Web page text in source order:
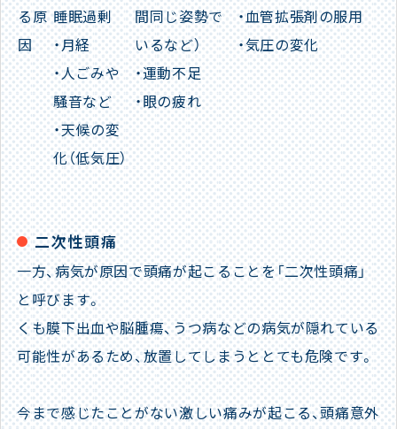
る原
因
睡眠過剰
・月経
・人ごみや
騒音など
・天候の変
化（低気圧）
間同じ姿勢で
いるなど）
・運動不足
・眼の疲れ
・血管拡張剤の服用
・気圧の変化
二次性頭痛
一方、病気が原因で頭痛が起こることを「二次性頭痛」
と呼びます。
くも膜下出血や脳腫瘍、うつ病などの病気が隠れている
可能性があるため、放置してしまうととても危険です。
今まで感じたことがない激しい痛みが起こる、頭痛意外